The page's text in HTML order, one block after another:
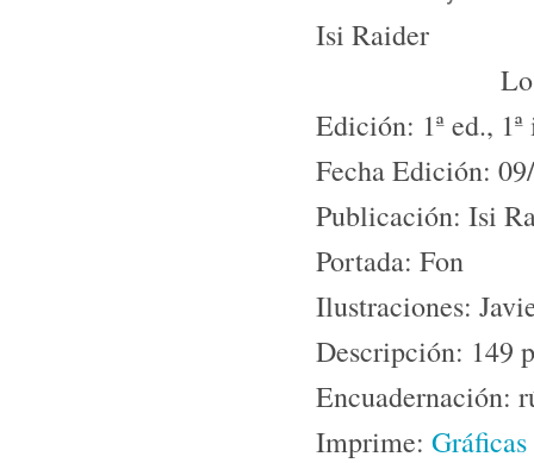
Isi Raider
Edición: 1ª ed.,
Fecha Edición:
Publicación: Isi
Portada: Fon
Ilustraciones:
Descripción: 149
Encuadernación:
Imprime: